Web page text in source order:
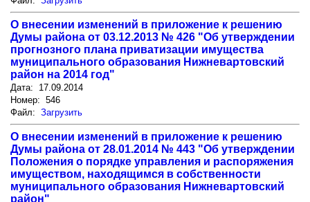
О внесении изменений в приложение к решению
Думы района от 03.12.2013 № 426 "Об утверждении
прогнозного плана приватизации имущества
муниципального образования Нижневартовский
район на 2014 год"
Дата: 17.09.2014
Номер: 546
Файл: Загрузить
О внесении изменений в приложение к решению
Думы района от 28.01.2014 № 443 "Об утверждении
Положения о порядке управления и распоряжения
имуществом, находящимся в собственности
муниципального образования Нижневартовский
район"